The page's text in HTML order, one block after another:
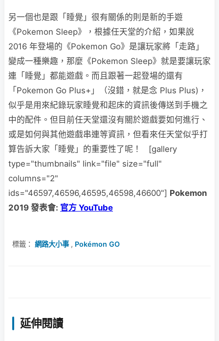
另一個也是跟「睡覺」很有關係的則是新的手遊
《Pokemon Sleep》，根據任天堂的介紹，如果說
2016 年登場的《Pokemon Go》是讓玩家將「走路」
變成一種樂趣，那麼《Pokemon Sleep》就是要讓玩家
連「睡覺」都能遊戲。而且跟著一起登場的還有
「Pokemon Go Plus+」（沒錯，就是念 Plus Plus)，
似乎是用來紀錄玩家睡覺和起床的資訊後傳送到手機之
中的配件。但目前任天堂還沒有關於遊戲要如何進行、
或是如何與其他遊戲串連等資訊，但看來任天堂似乎打
算告訴大家「睡覺」的重要性了呢！ [gallery
type="thumbnails" link="file" size="full"
columns="2"
ids="46597,46596,46595,46598,46600"] Pokemon
2019 發表會: 官方 YouTube
標籤： 網路大小事, Pokémon GO
延伸閱讀